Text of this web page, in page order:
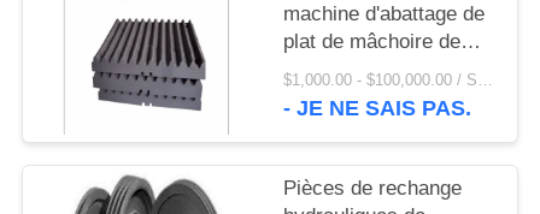
machine d'abattage de
plat de mâchoire de
plat de revêtement de
broyeur de mâchoire
$1,000.00 - $100,000.00 / Set MOQ:1 ensemble/ensembles
- JE NE SAIS PAS.
Pièces de rechange